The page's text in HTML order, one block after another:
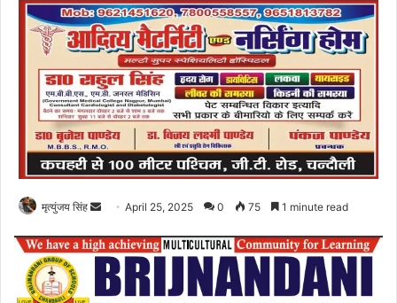
मृत्युंजय सिंह
Send
email
April 25, 2025 0 75 1 minute read